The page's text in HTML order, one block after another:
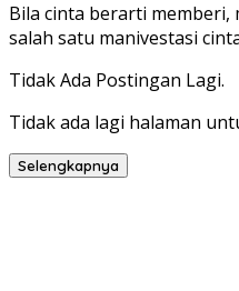
Bila cinta berarti memberi,
salah satu manivestasi
Tidak Ada Postingan Lagi.
Tidak ada lagi halaman
Selengkapnya